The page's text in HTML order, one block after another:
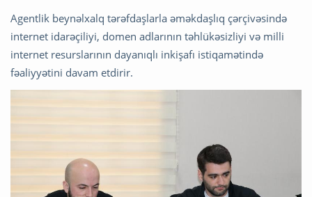
Agentlik beynəlxalq tərəfdaşlarla əməkdaşlıq çərçivəsində
internet idarəçiliyi, domen adlarının təhlükəsizliyi və milli
internet resurslarının dayanıqlı inkişafı istiqamətində
fəaliyyətini davam etdirir.